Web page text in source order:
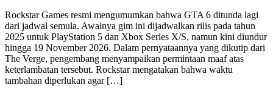
Rockstar Games resmi mengumumkan bahwa GTA 6 ditunda lagi
dari jadwal semula. Awalnya gim ini dijadwalkan rilis pada tahun
2025 untuk PlayStation 5 dan Xbox Series X/S, namun kini diundur
hingga 19 November 2026. Dalam pernyataannya yang dikutip dari
The Verge, pengembang menyampaikan permintaan maaf atas
keterlambatan tersebut. Rockstar mengatakan bahwa waktu
tambahan diperlukan agar […]